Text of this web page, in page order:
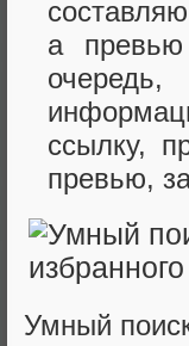
а
ссылку,
превью,
Умный